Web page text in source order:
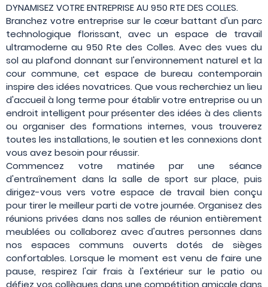
DYNAMISEZ VOTRE ENTREPRISE AU 950 RTE DES COLLES.
Branchez votre entreprise sur le cœur battant d'un parc
technologique florissant, avec un espace de travail
ultramoderne au 950 Rte des Colles. Avec des vues du
sol au plafond donnant sur l'environnement naturel et la
cour commune, cet espace de bureau contemporain
inspire des idées novatrices. Que vous recherchiez un lieu
d'accueil à long terme pour établir votre entreprise ou un
endroit intelligent pour présenter des idées à des clients
ou organiser des formations internes, vous trouverez
toutes les installations, le soutien et les connexions dont
vous avez besoin pour réussir.
Commencez votre matinée par une séance
d'entraînement dans la salle de sport sur place, puis
dirigez-vous vers votre espace de travail bien conçu
pour tirer le meilleur parti de votre journée. Organisez des
réunions privées dans nos salles de réunion entièrement
meublées ou collaborez avec d'autres personnes dans
nos espaces communs ouverts dotés de sièges
confortables. Lorsque le moment est venu de faire une
pause, respirez l'air frais à l'extérieur sur le patio ou
défiez vos collègues dans une compétition amicale dans